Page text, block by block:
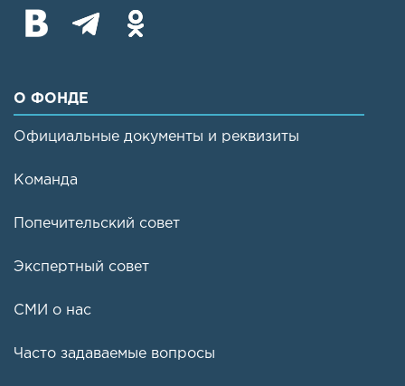
О ФОНДЕ
Официальные документы и реквизиты
Команда
Попечительский совет
Экспертный совет
СМИ о нас
Часто задаваемые вопросы